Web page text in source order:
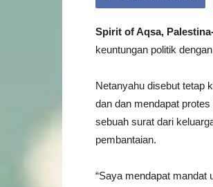
Spirit of Aqsa,
keuntungan politik
Netanyahu disebut tetap
dan dan mendapat
sebuah surat dari
pembantaian.
“Saya mendapat mandat